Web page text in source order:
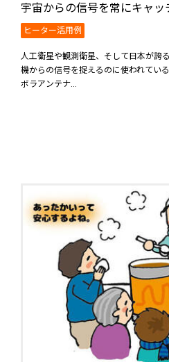
宇宙からの信号を常にキャ
ヒーター活用例
人工衛星や観測衛星、そして日本が誇
機からの信号を捉えるのに使われてい
ボラアンテナ...